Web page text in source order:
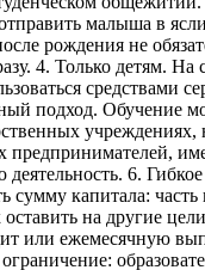
малыша в
рождения не
4. Только детям. На
средствами
подход. Обучение
учреждениях,
предпринимателей,
деятельность. 6.
сумму капитала:
оставить на другие
или ежемесячную